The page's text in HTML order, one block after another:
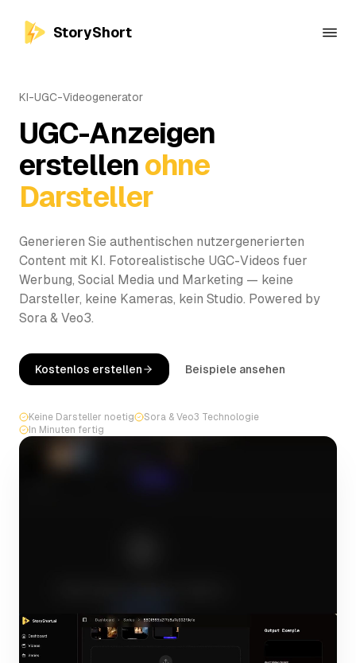
StoryShort
KI-UGC-Videogenerator
UGC-Anzeigen
erstellen ohne
Darsteller
Generieren Sie authentischen nutzergenerierten
Content mit KI. Fotorealistische UGC-Videos fuer
Werbung, Social Media und Marketing — keine
Darsteller, keine Kameras, kein Studio. Powered by
Sora & Veo3.
Kostenlos erstellen Beispiele ansehen
Keine Darsteller noetig
Sora & Veo3 Technologie
In Minuten fertig